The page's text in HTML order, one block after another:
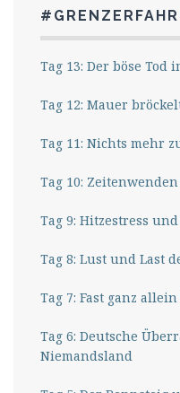
Tag 13: Der böse Tod
Tag 12: Mauer
Tag 11: Nichts mehr
Tag 10:
Tag 9: Hitzestress
Tag 8: Lust und Last
Tag 7: Fast ganz
Tag 6: Deutsche
Niemandsland